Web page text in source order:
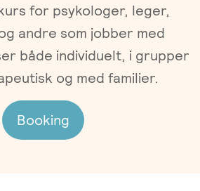
for psykologer, leger,
andre som jobber med
både individuelt, i grupper
og med familier.
Booking